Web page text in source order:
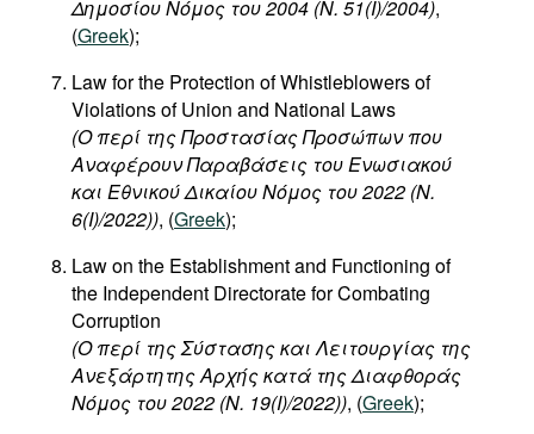
ΔημοσίουΝόμος του2004 (N. 51(I)/2004),
(Greek);
Law for the Protection of Whistleblowers of
Violations of Union and National Laws
(Ο περί της Προστασίας Προσώπων που
Αναφέρουν Παραβάσεις του Ενωσιακού
και Εθνικού Δικαίου Νόμος του 2022 (Ν.
6(I)/2022)), (Greek);
Law on the Establishment and Functioning of
the Independent Directorate for Combating
Corruption
(O περί της Σύστασης και Λειτουργίας της
Ανεξάρτητης Αρχής κατά της Διαφθοράς
Νόμος του 2022 (Ν. 19(I)/2022)), (Greek);